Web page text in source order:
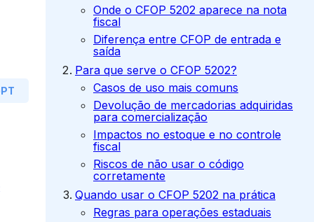
Onde o CFOP 5202 aparece na nota
fiscal
Diferença entre CFOP de entrada e
saída
Para que serve o CFOP 5202?
Casos de uso mais comuns
Devolução de mercadorias adquiridas
para comercialização
Impactos no estoque e no controle
fiscal
Riscos de não usar o código
corretamente
Quando usar o CFOP 5202 na prática
Regras para operações estaduais